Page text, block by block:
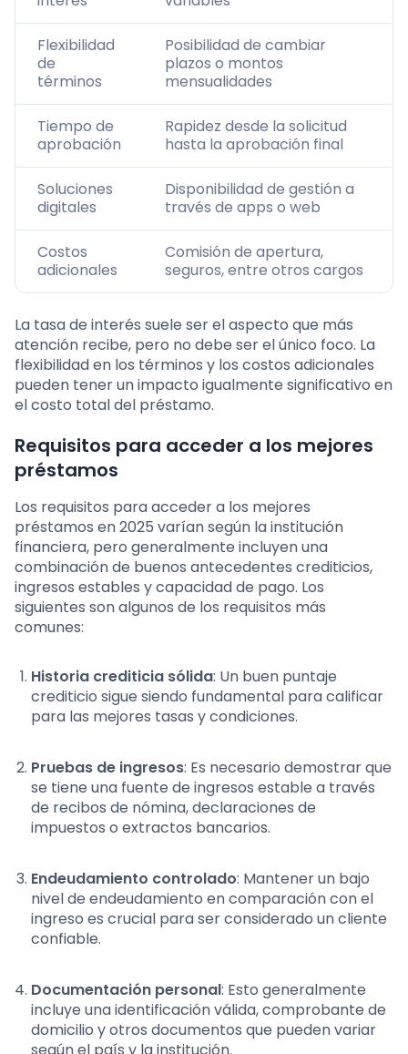
Flexibilidad
de
términos
Posibilidad de cambiar
plazos o montos
mensualidades
Tiempo de
aprobación
Rapidez desde la solicitud
hasta la aprobación final
Soluciones
digitales
Disponibilidad de gestión a
través de apps o web
Costos
adicionales
Comisión de apertura,
seguros, entre otros cargos
La tasa de interés suele ser el aspecto que más
atención recibe, pero no debe ser el único foco. La
flexibilidad en los términos y los costos adicionales
pueden tener un impacto igualmente significativo en
el costo total del préstamo.
Requisitos para acceder a los mejores
préstamos
Los requisitos para acceder a los mejores
préstamos en 2025 varían según la institución
financiera, pero generalmente incluyen una
combinación de buenos antecedentes crediticios,
ingresos estables y capacidad de pago. Los
siguientes son algunos de los requisitos más
comunes:
Historia crediticia sólida: Un buen puntaje
crediticio sigue siendo fundamental para calificar
para las mejores tasas y condiciones.
Pruebas de ingresos: Es necesario demostrar que
se tiene una fuente de ingresos estable a través
de recibos de nómina, declaraciones de
impuestos o extractos bancarios.
Endeudamiento controlado: Mantener un bajo
nivel de endeudamiento en comparación con el
ingreso es crucial para ser considerado un cliente
confiable.
Documentación personal: Esto generalmente
incluye una identificación válida, comprobante de
domicilio y otros documentos que pueden variar
según el país y la institución.